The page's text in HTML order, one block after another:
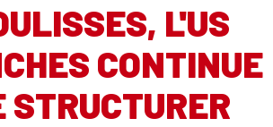
L'US
CONTINUE
STRUCTURER